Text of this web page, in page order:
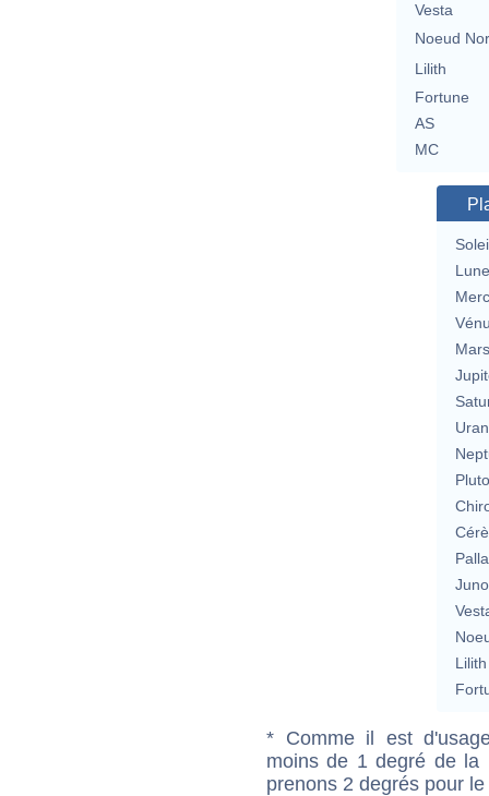
Vesta
Noeud
Lilith
Fortune
AS
MC
Lune
Mars
Lilith
* Comme il est
moins de 1 degré de la
prenons 2 degrés pour